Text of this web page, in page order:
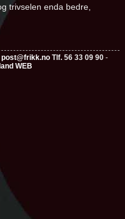
trivselen enda bedre,
post@frikk.noTlf. 56 33 09 90-
WEB